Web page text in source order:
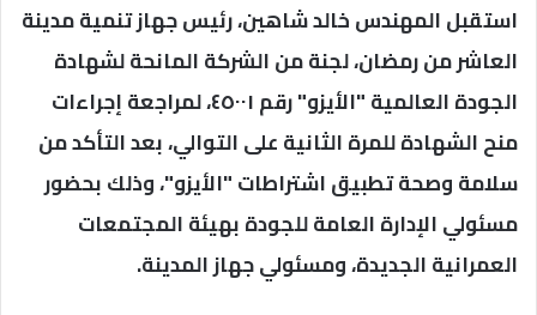
استقبل المهندس خالد شاهين، رئيس جهاز تنمية مدينة
العاشر من رمضان، لجنة من الشركة المانحة لشهادة
الجودة العالمية "الأيزو" رقم ٤٥٠٠١، لمراجعة إجراءات
منح الشهادة للمرة الثانية على التوالي، بعد التأكد من
سلامة وصحة تطبيق اشتراطات "الأيزو"، وذلك بحضور
مسئولي الإدارة العامة للجودة بهيئة المجتمعات
العمرانية الجديدة، ومسئولي جهاز المدينة.